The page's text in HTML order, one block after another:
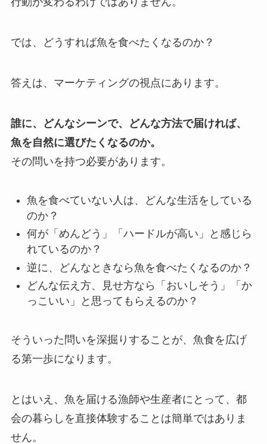
では、どうすれば魚を食べたくなるのか？
答えは、マーケティングの視点にあります。
誰に、どんなシーンで、どんな方法で届ければ、
魚を自然に選びたくなるのか。
その問いを持つ必要があります。
魚を食べていない人は、どんな生活をしている
のか？
何が「めんどう」「ハードルが高い」と感じら
れているのか？
逆に、どんなときなら魚を食べたくなるのか？
どんな伝え方、見せ方なら「おいしそう」「か
っこいい」と思ってもらえるのか？
そういった問いを深掘りすることが、魚食を広げ
る第一歩になります。
とはいえ、魚を届ける漁師や生産者にとって、都
会の暮らしを直接体験することは簡単ではありま
せん。